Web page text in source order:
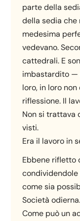
parte della
della sedia che
medesima
vedevano.
cattedrali. E
imbastardito —
loro, in loro non
riflessione. Il
Non si trattava
visti.
Era il lavoro in
Ebbene rifletto
come sia
Società odierna.
Come può un